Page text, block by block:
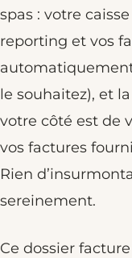
spas : votre
reporting et vos
le souhaitez), et
votre côté est de
vos factures
Rien
sereinement.
Ce dossier